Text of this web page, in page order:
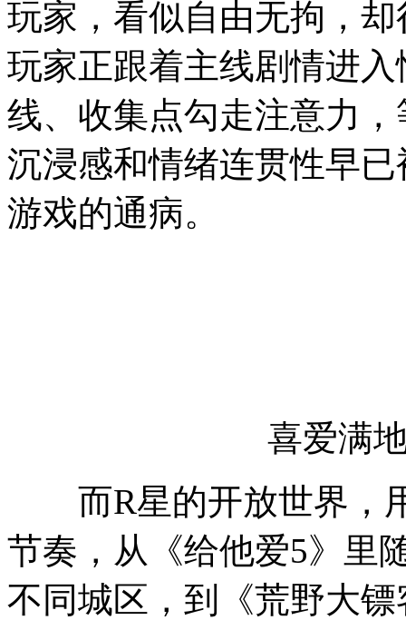
玩家，看似自由无拘，
玩家正跟着主线剧情进
线、收集点勾走注意力
沉浸感和情绪连贯性早
游戏的通病。
喜爱满地
而R星的开放世界，用
节奏，从《给他爱5》里
不同城区，到《荒野大